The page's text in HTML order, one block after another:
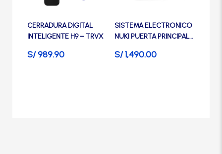
CERRADURA DIGITAL
INTELIGENTE H9 – TRVX
S/989.90
opciones
pueden
elegir
en
SISTEMA ELECTRONICO
NUKI PUERTA PRINCIPAL
(DISPOSITIVO)
S/1,490.00